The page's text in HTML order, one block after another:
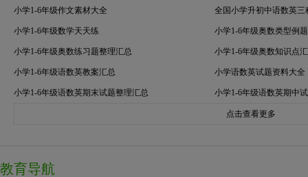
小学1-6年级作文素材大全 全国小学升初中语数英三
小学1-6年级数学天天练 小学1-6年级奥数类型例
小学1-6年级奥数练习题整理汇总 小学1-6年级奥数知识点
小学1-6年级语数英教案汇总 小学语数英试题资料大全
小学1-6年级语数英期末试题整理汇总 小学1-6年级语数英期中
点击查看更多
教育导航